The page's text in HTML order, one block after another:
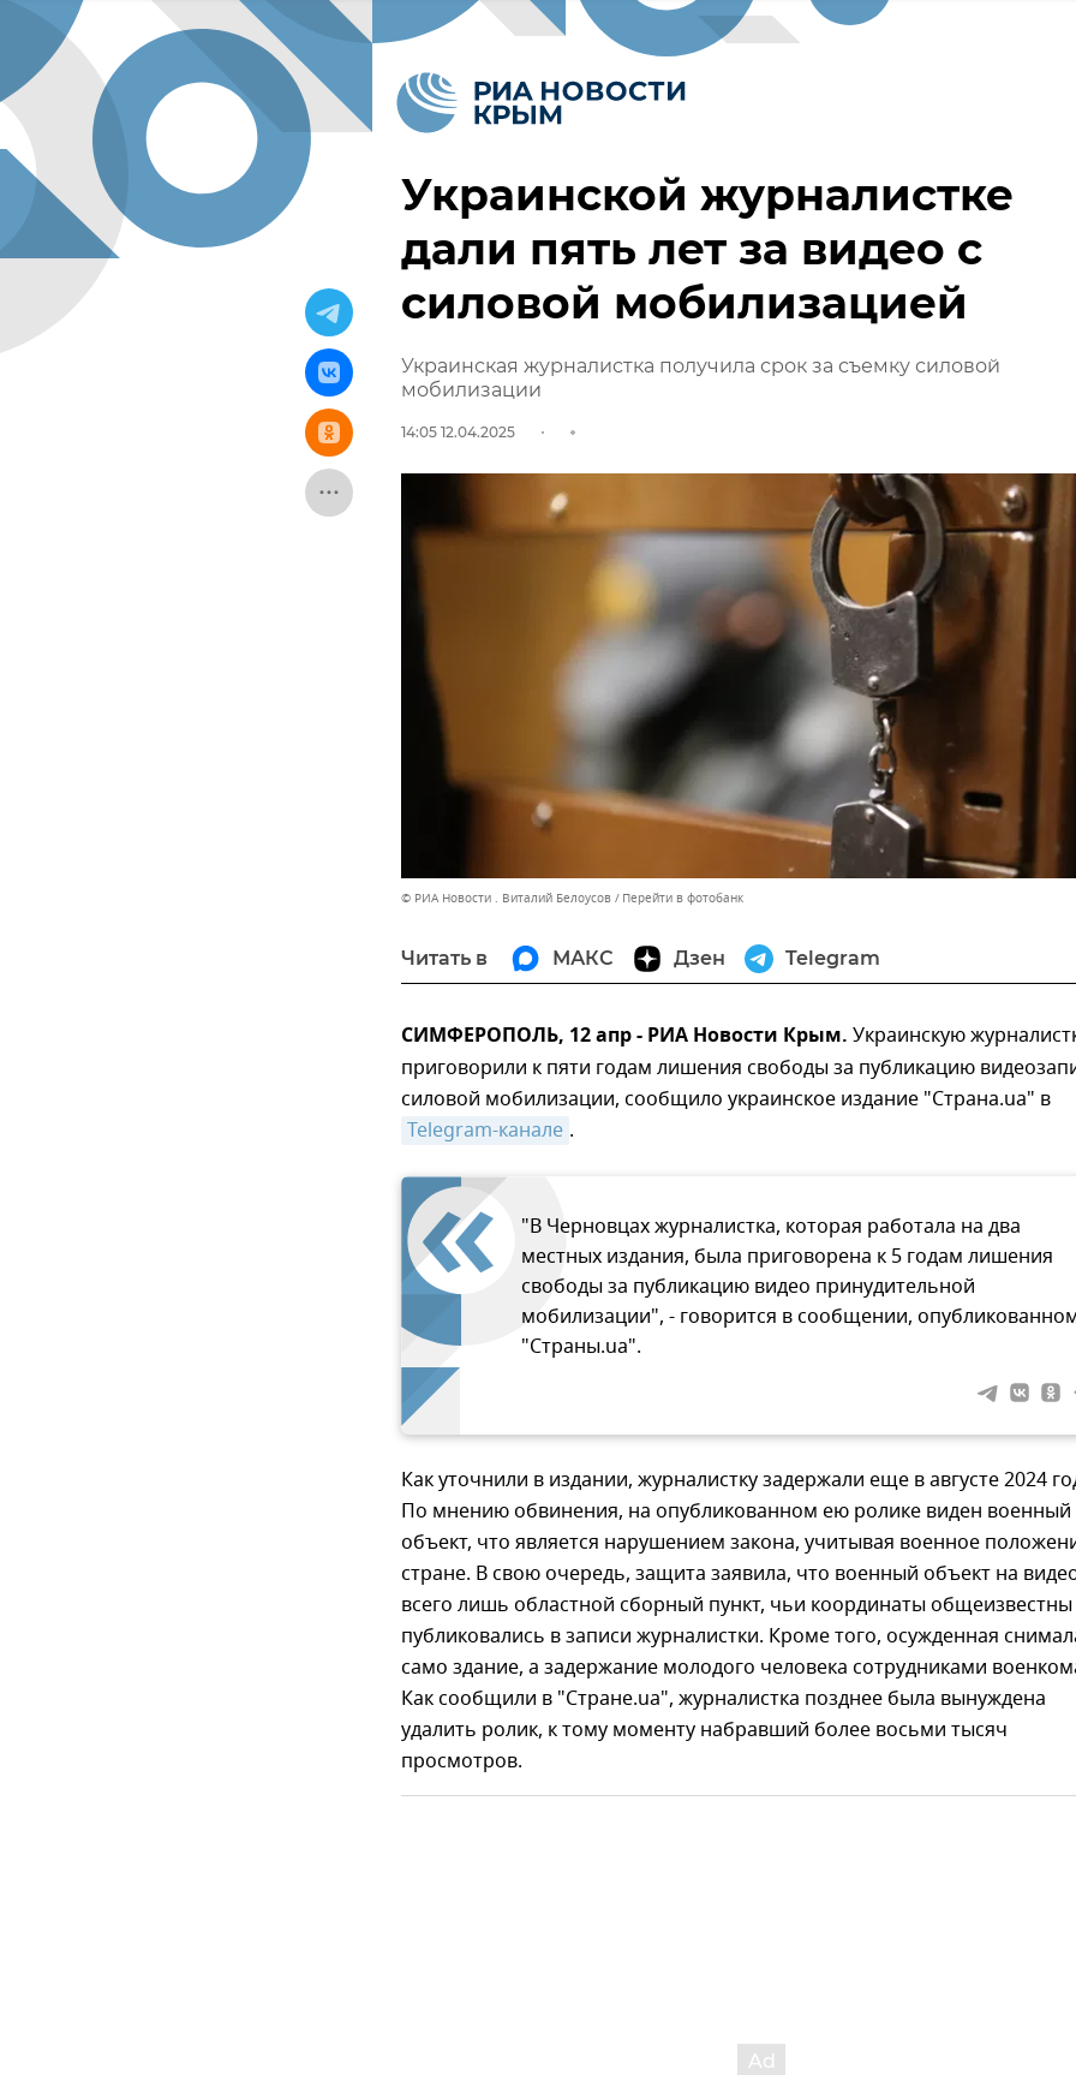
Украинской журналистке
дали пять лет за видео с
силовой мобилизацией
Украинская журналистка получила срок за съемку силовой
мобилизации
14:05 12.04.2025
© РИА Новости . Виталий Белоусов Перейти в фотобанк
Читать в МАКС Дзен Telegram
СИМФЕРОПОЛЬ, 12 апр - РИА Новости Крым. Украинскую
приговорили к пяти годам лишения свободы за публикацию
силовой мобилизации, сообщило украинское издание "Страна.ua" в
Telegram-канале .
"В Черновцах журналистка, которая работала на два
местных издания, была приговорена к 5 годам лишения
свободы за публикацию видео принудительной
мобилизации", - говорится в сообщении,
"Страны.ua".
Как уточнили в издании, журналистку задержали еще в августе 2024
По мнению обвинения, на опубликованном ею ролике виден военный
объект, что является нарушением закона, учитывая военное
стране. В свою очередь, защита заявила, что военный объект на
всего лишь областной сборный пункт, чьи координаты
публиковались в записи журналистки. Кроме того, осужденная
само здание, а задержание молодого человека сотрудниками
Как сообщили в "Стране.ua", журналистка позднее была вынуждена
удалить ролик, к тому моменту набравший более восьми тысяч
просмотров.